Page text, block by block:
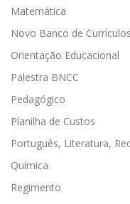
Matemática
Novo Banco de Currículos
Orientação Educacional
Palestra BNCC
Pedagógico
Planilha de Custos
Português, Literatura,
Química
Regimento